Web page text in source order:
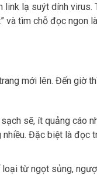
link lạ suýt dính virus.
và tìm chỗ đọc ngon
mới lên. Đến giờ
sẽ, ít quảng cáo
nhiều. Đặc biệt là đọc
loại từ ngọt sủng,